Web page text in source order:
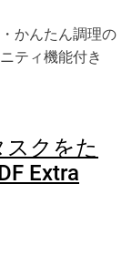
かんたん調理の
ティ機能付き
スクをた
Extra